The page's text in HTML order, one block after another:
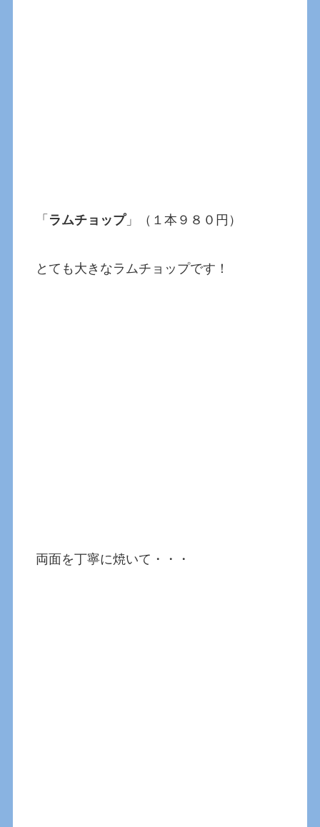
「 ラムチョップ」（１本９８０円）
とても大きなラムチョップです！
両面を丁寧に焼いて・・・